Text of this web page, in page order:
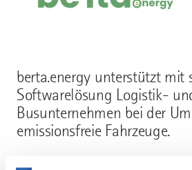
berta.energy unterstützt mit
Softwarelösung Logistik-
Busunternehmen bei der
emissionsfreie Fahrzeuge.